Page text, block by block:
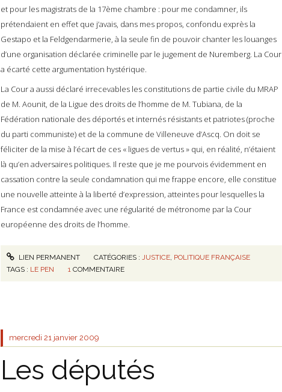
et pour les magistrats de la 17ème chambre : pour me condamner, ils
prétendaient en effet que j’avais, dans mes propos, confondu exprès la
Gestapo et la Feldgendarmerie, à la seule fin de pouvoir chanter les louanges
d’une organisation déclarée criminelle par le jugement de Nuremberg. La Cour
a écarté cette argumentation hystérique.
La Cour a aussi déclaré irrecevables les constitutions de partie civile du MRAP
de M. Aounit, de la Ligue des droits de l’homme de M. Tubiana, de la
Fédération nationale des déportés et internés résistants et patriotes (proche
du parti communiste) et de la commune de Villeneuve d’Ascq. On doit se
féliciter de la mise à l’écart de ces « ligues de vertus » qui, en réalité, n’étaient
là qu’en adversaires politiques. Il reste que je me pourvois évidemment en
cassation contre la seule condamnation qui me frappe encore, elle constitue
une nouvelle atteinte à la liberté d’expression, atteintes pour lesquelles la
France est condamnée avec une régularité de métronome par la Cour
européenne des droits de l’homme.
LIEN PERMANENT CATÉGORIES : JUSTICE POLITIQUE FRANÇAISE
TAGS : LE PEN 1 COMMENTAIRE
mercredi 21 janvier 2009
Les députés